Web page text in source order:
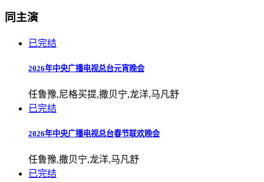
同主演
已完结
2026年中央广播电视总台元宵晚会
任鲁豫,尼格买提,撒贝宁,龙洋,马凡舒
已完结
2026年中央广播电视总台春节联欢晚会
任鲁豫,撒贝宁,龙洋,马凡舒
已完结